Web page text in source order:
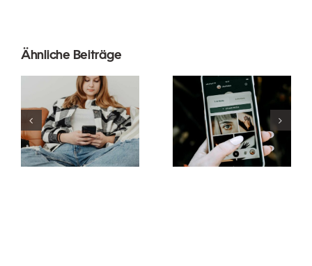
Ähnliche Beiträge
Innovative
Strategien
zur
Steigerung
der
Sichtbarkeit
von
Praktiken für
die
Verwendung
von
Augmented-
Reality-